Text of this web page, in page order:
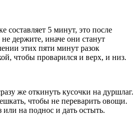
составляет 5 минут, это после
держите, иначе они станут
этих пяти минут разок
чтобы проварился и верх, и низ.
же откинуть кусочки на дуршлаг.
чтобы не переварить овощи.
на поднос и дать остыть.